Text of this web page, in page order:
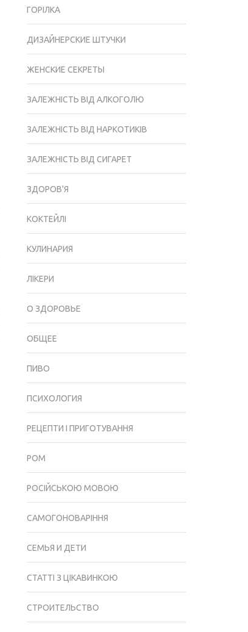
НАСЛІДКИ,
ГОРІЛКА
ДИЗАЙНЕРСКИЕ ШТУЧКИ
ЖЕНСКИЕ СЕКРЕТЫ
ЗАЛЕЖНІСТЬ ВІД АЛКОГОЛЮ
ЗАЛЕЖНІСТЬ ВІД НАРКОТИКІВ
ЗАЛЕЖНІСТЬ ВІД СИГАРЕТ
ЗДОРОВ'Я
КОКТЕЙЛІ
КУЛИНАРИЯ
ЛІКЕРИ
О ЗДОРОВЬЕ
ОБЩЕЕ
ПИВО
ПСИХОЛОГИЯ
РЕЦЕПТИ І ПРИГОТУВАННЯ
РОМ
РОСІЙСЬКОЮ МОВОЮ
САМОГОНОВАРІННЯ
СЕМЬЯ И ДЕТИ
СТАТТІ З ЦІКАВИНКОЮ
СТРОИТЕЛЬСТВО